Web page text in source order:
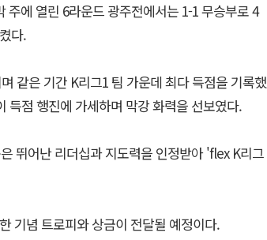
에 열린 6라운드 광주전에서는 1-1 무승부로 4
다.
같은 기간 K리그1 팀 가운데 최다 득점을 기록했
득점 행진에 가세하며 막강 화력을 선보였다.
뛰어난 리더십과 지도력을 인정받아 'flex K리그
기념 트로피와 상금이 전달될 예정이다.